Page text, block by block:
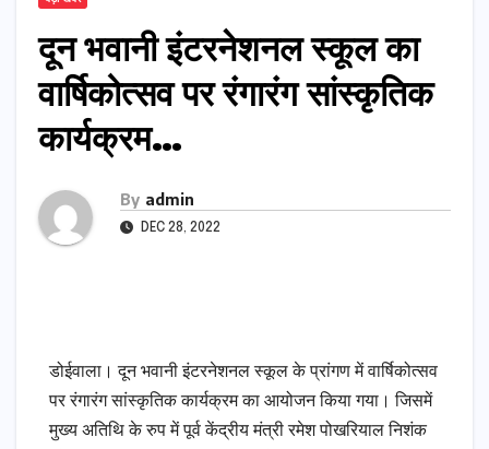
दून भवानी इंटरनेशनल स्कूल का
वार्षिकोत्सव पर रंगारंग सांस्कृतिक
कार्यक्रम…
By admin
DEC 28, 2022
डोईवाला। दून भवानी इंटरनेशनल स्कूल के प्रांगण में वार्षिकोत्सव
पर रंगारंग सांस्कृतिक कार्यक्रम का आयोजन किया गया। जिसमें
मुख्य अतिथि के रुप में पूर्व केंद्रीय मंत्री रमेश पोखरियाल निशंक